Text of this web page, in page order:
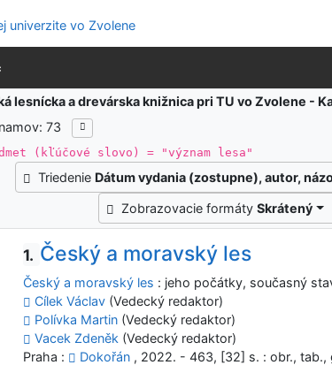
lesnícka a drevárska knižnica pri TU vo Zvolene -
73
(kľúčové slovo) = "význam lesa"
Triedenie Dátum vydania (zostupne), autor,
Zobrazovacie formátySkrátený
1. Český a moravský les
Český a moravský les : jeho počátky, současný
Cílek Václav (Vedecký redaktor)
Polívka Martin (Vedecký redaktor)
Vacek Zdeněk (Vedecký redaktor)
Praha :
Dokořán , 2022. - 463, [32] s. : obr., tab.,